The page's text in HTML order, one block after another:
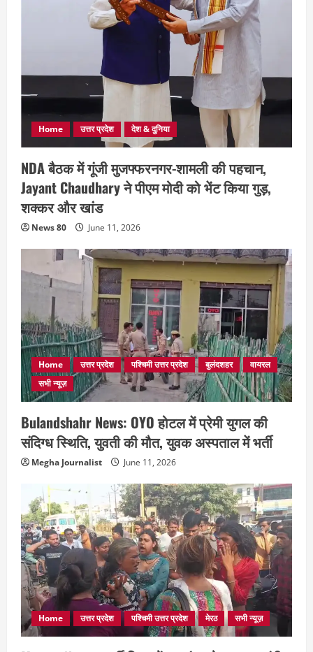
Home उत्तर प्रदेश देश & दुनिया
NDA बैठक में गूंजी मुजफ्फरनगर-शामली की पहचान,
Jayant Chaudhary ने पीएम मोदी को भेंट किया गुड़,
शक्कर और खांड
News 80 June 11, 2026
Home उत्तर प्रदेश पश्चिमी उत्तर प्रदेश बुलंदशहर
वायरल
सभी न्यूज़
Bulandshahr News: OYO होटल में प्रेमी युगल की
संदिग्ध स्थिति, युवती की मौत, युवक अस्पताल में भर्ती
Megha Journalist June 11, 2026
Home उत्तर प्रदेश पश्चिमी उत्तर प्रदेश मेरठ सभी न्यूज़